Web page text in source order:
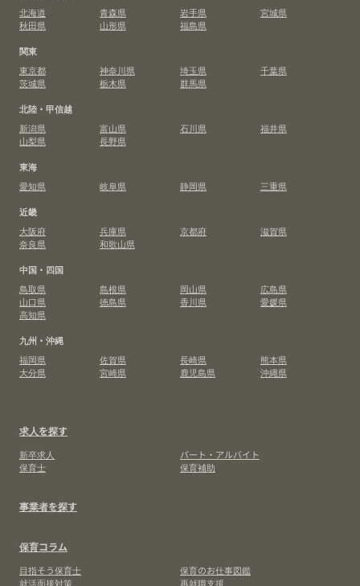
北海道
青森県 岩手県
宮城県
秋田県
山形県
福島県
関東
東京都
神奈川県 埼玉県
千葉県
茨城県
栃木県
群馬県
北陸・甲信越
新潟県
富山県 石川県
福井県
山梨県
長野県
東海
愛知県
岐阜県 静岡県
三重県
近畿
大阪府
兵庫県 京都府
滋賀県
奈良県
和歌山県
中国・四国
鳥取県
島根県 岡山県
広島県
山口県
徳島県 香川県
愛媛県
高知県
九州・沖縄
福岡県
佐賀県 長崎県
熊本県
大分県
宮崎県 鹿児島県 沖縄県
求人を探す
新卒求人
パート・アルバイト
保育士
保育補助
事業者を探す
保育コラム
目指そう保育士
保育のお仕事図鑑
就活面接対策
再就職支援